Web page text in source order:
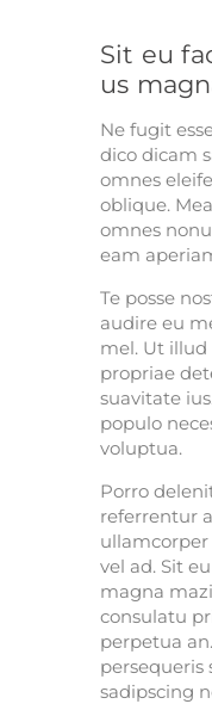
Sit eu
us
Ne fugit
dico dicam
omnes
oblique.
omnes
eam
Te posse
audire eu
mel. Ut illud
propriae
suavitate
populo
voluptua.
Porro
referrentur
ullamcorper
vel ad. Sit
magna
consulatu
perpetua
persequeris
sadipscing